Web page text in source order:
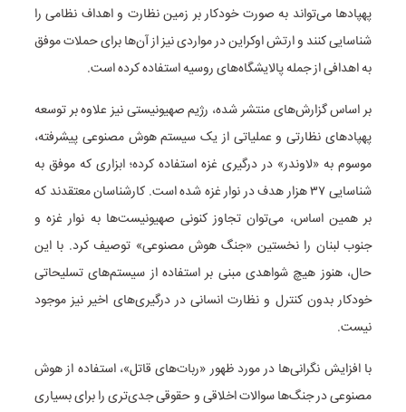
پهپادها می‌تواند به صورت خودکار بر زمین نظارت و اهداف نظامی را
شناسایی کنند و ارتش اوکراین در مواردی نیز از آن‌ها برای حملات موفق
به اهدافی از جمله پالایشگاه‌های روسیه استفاده کرده است.
بر اساس گزارش‌های منتشر شده، رژیم صهیونیستی نیز علاوه بر توسعه
پهپادهای نظارتی و عملیاتی از یک سیستم هوش مصنوعی پیشرفته،
موسوم به «لاوندر» در درگیری غزه استفاده کرده؛ ابزاری که موفق به
شناسایی ۳۷ هزار هدف در نوار غزه شده است. کارشناسان معتقدند که
بر همین اساس، می‌توان تجاوز کنونی صهیونیست‌ها به نوار غزه و
جنوب لبنان را نخستین «جنگ هوش مصنوعی» توصیف کرد. با این
حال، هنوز هیچ شواهدی مبنی بر استفاده از سیستم‌های تسلیحاتی
خودکار بدون کنترل و نظارت انسانی در درگیری‌های اخیر نیز موجود
نیست.
با افزایش نگرانی‌ها در مورد ظهور «ربات‌های قاتل»، استفاده از هوش
مصنوعی در جنگ‌ها سوالات اخلاقی و حقوقی جدی‌تری را برای بسیاری